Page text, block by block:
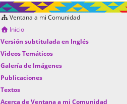
Ventana a mi Comunidad
Inicio
Versión subtitulada en Inglés
Videos Temáticos
Galería de Imágenes
Publicaciones
Textos
Acerca de Ventana a mi Comunidad